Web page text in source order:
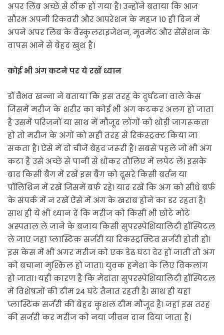
अपर लिंब अच्छे से ठीक हो गया है। उन्होंने बताया कि आज
सौरभ अपनी रिकवरी और आपरेशन के महज 10 ही दिन में
अपने अपर लिंब के वैस्कुलराइजेशन, मूवमेंट और सेंसेशन के
वापस आने से बेहद खुश है।
कोई भी अंग कटने पर ये रखें ध्यान
डॉ वैभव खन्ना ने बताया कि इस तरह के दुर्घटना वाले केस
जिसमें मरीज के शरीर का कोई भी अंग कटकर अलग हो जाता
है उसमें परिजनों या साथ में मौजूद लोगों को थोड़ी जागरूकता
हो तो मरीज के अंगों को सही तरह से रिकंस्ट्रक्ट किया जा
सकता है। ऐसे में दो चीजें बेहद जरूरी है। सबसे पहले जो भी अंग
कटा है उसे अच्छे से पानी से धोकर तौलिए में लपेट लें। इसके
बाद किसी बैग में रखें इस बैग को दूसरे किसी बर्तन या
पॉलिथिन में रखें जिसमें बर्फ रहे। याद रखें कि अंग को सीधे बर्फ
के संपर्क में न रखें ऐसे में अंग के खराब होने का डर रहता है।
साथ ही ये भी ध्यान दें कि मरीज को किसी भी छोटे मोटे
अस्पताल ले जाने के बजाय किसी सुपरस्पेशियालिटी हॉस्पिटल
ले जाएं जहां प्लास्टिक सर्जरी या रिकंस्ट्रक्टिव सर्जरी होती हो।
इस केस में भी अगर मरीज को एक डेढ घंटा देर हो जाती तो अंग
को बचाना मुश्किल हो जाता। युवक हमेशा के लिए विकलांग
हो जाता। यही कारण है कि मेदांता सुपरस्पेशियालिटी हॉस्पिटल
में विशेषज्ञों की टीम 24 घंटे तैनात रहती है। साथ ही यहां
प्लास्टिक सर्जरी की बेहद कुशल टीम मौजूद है। जहां इस तरह
की सर्जरी कर मरीज को नया जीवन दान दिया जाता है।